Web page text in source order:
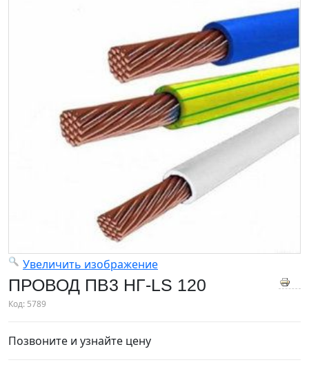
Увеличить изображение
ПРОВОД ПВ3 НГ-LS 120
Код: 5789
Позвоните и узнайте цену